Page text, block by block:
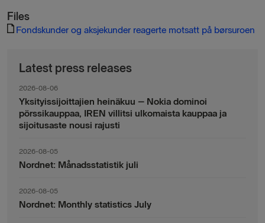
Files
Fondskunder og aksjekunder reagerte motsatt på børsuroen
Latest press releases
2026-08-06
Yksityissijoittajien heinäkuu – Nokia dominoi
pörssikauppaa, IREN villitsi ulkomaista kauppaa ja
sijoitusaste nousi rajusti
2026-08-05
Nordnet: Månadsstatistik juli
2026-08-05
Nordnet: Monthly statistics July